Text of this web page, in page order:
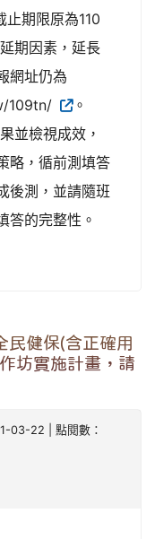
止期限原為110
期因素，延長
網址仍為
109tn/
。
並檢視成效，
略，循前測填答
後測，並請隨班
答的完整性。
民健保(含正確用
坊實施計畫，請
03-22 | 點閱數：